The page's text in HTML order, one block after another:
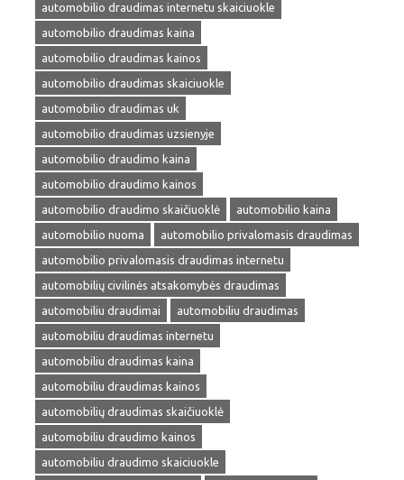
automobilio draudimas internetu skaiciuokle
automobilio draudimas kaina
automobilio draudimas kainos
automobilio draudimas skaiciuokle
automobilio draudimas uk
automobilio draudimas uzsienyje
automobilio draudimo kaina
automobilio draudimo kainos
automobilio draudimo skaičiuoklė
automobilio kaina
automobilio nuoma
automobilio privalomasis draudimas
automobilio privalomasis draudimas internetu
automobilių civilinės atsakomybės draudimas
automobiliu draudimai
automobiliu draudimas
automobiliu draudimas internetu
automobiliu draudimas kaina
automobiliu draudimas kainos
automobilių draudimas skaičiuoklė
automobiliu draudimo kainos
automobiliu draudimo skaiciuokle